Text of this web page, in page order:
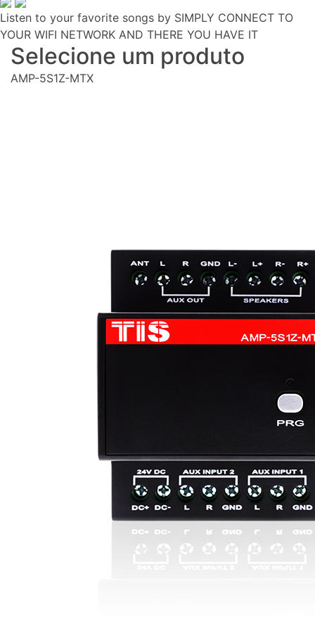
Listen to your favorite songs by SIMPLY CONNECT TO
YOUR WIFI NETWORK AND THERE YOU HAVE IT
Selecione um produto
AMP-5S1Z-MTX